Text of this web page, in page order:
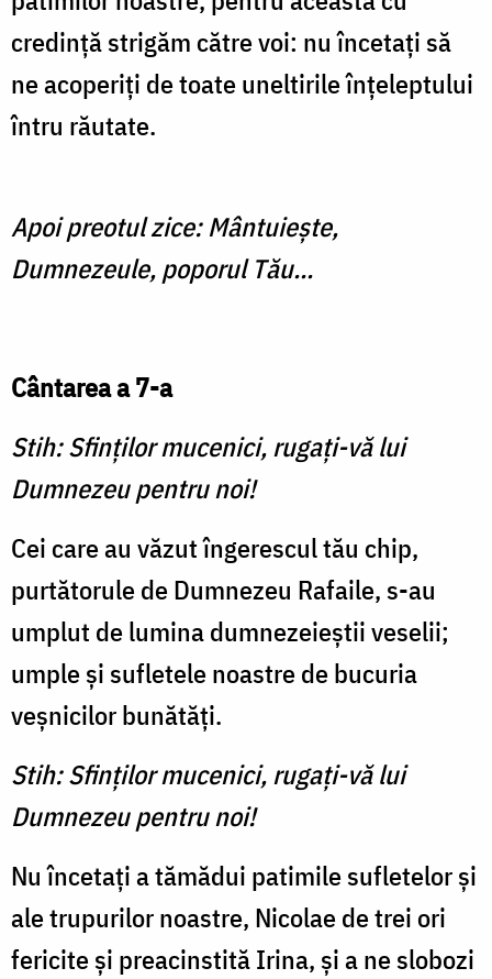
credință strigăm către voi: nu încetați să
ne acoperiți de toate uneltirile înțeleptului
întru răutate.
Apoi preotul zice: Mântuiește,
Dumnezeule, poporul Tău...
Cântarea a 7-a
Stih: Sfinților mucenici, rugați-vă lui
Dumnezeu pentru noi!
Cei care au văzut îngerescul tău chip,
purtătorule de Dumnezeu Rafaile, s-au
umplut de lumina dumnezeieștii veselii;
umple și sufletele noastre de bucuria
veșnicilor bunătăți.
Stih: Sfinților mucenici, rugați-vă lui
Dumnezeu pentru noi!
Nu încetați a tămădui patimile sufletelor și
ale trupurilor noastre, Nicolae de trei ori
fericite și preacinstită Irina, și a ne slobozi